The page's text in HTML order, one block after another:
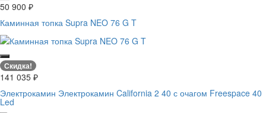
50 900 ₽
Каминная топка Supra NEO 76 G T
Скидка!
141 035 ₽
Электрокамин Электрокамин California 2 40 с очагом Freespace 40
Led